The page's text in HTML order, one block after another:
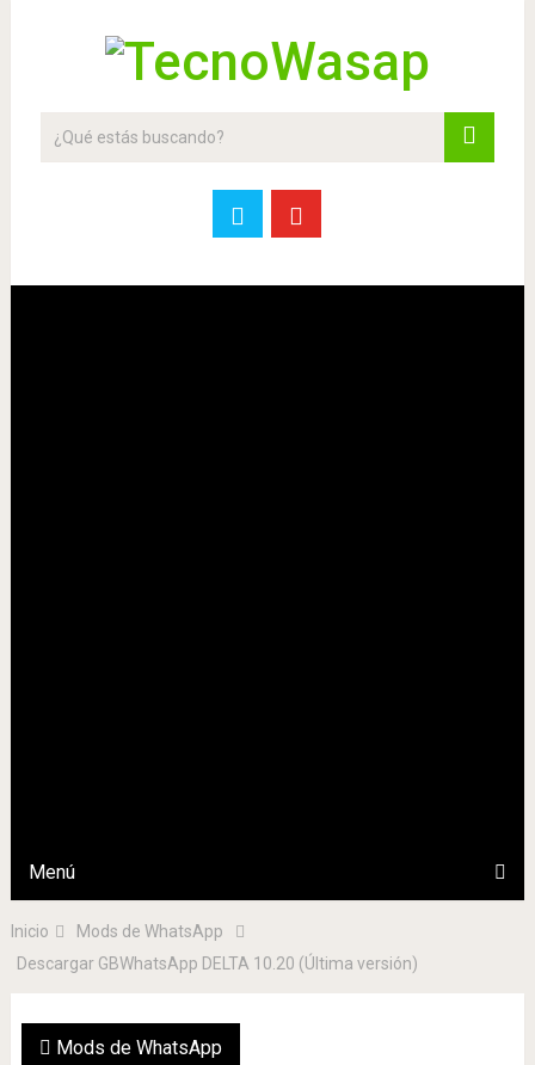
Menú
Inicio
Mods de WhatsApp
Descargar GBWhatsApp DELTA 10.20 (Última versión)
Mods de WhatsApp